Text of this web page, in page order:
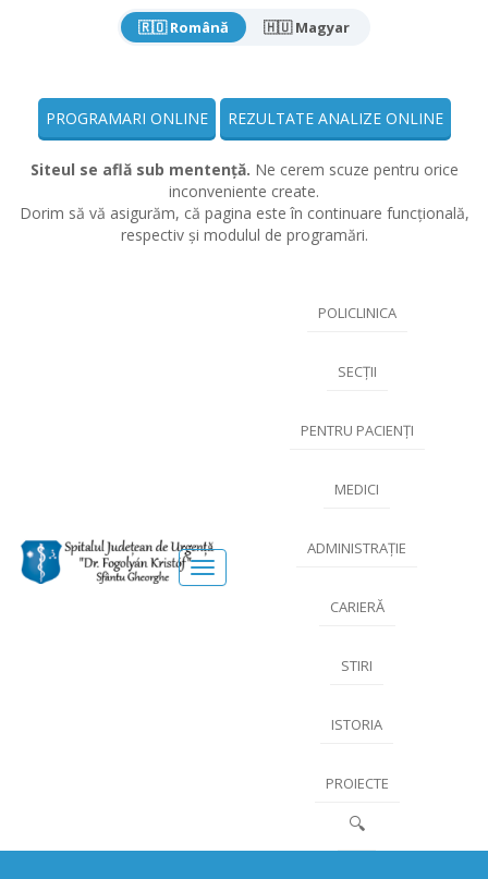
🇷🇴 Română 🇭🇺 Magyar
PROGRAMARI ONLINE REZULTATE ANALIZE ONLINE
Siteul se află sub mentență. Ne cerem scuze pentru orice
inconveniente create.
Dorim să vă asigurăm, că pagina este în continuare funcțională,
respectiv și modulul de programări.
Meniu
POLICLINICA
SECȚII
PENTRU PACIENȚI
MEDICI
ADMINISTRAȚIE
CARIERĂ
STIRI
ISTORIA
PROIECTE
🔍